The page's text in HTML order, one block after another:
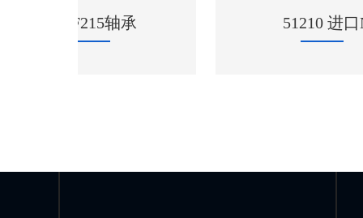
51210 进口NSK轴承